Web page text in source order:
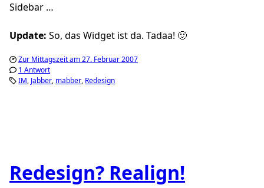
Sidebar …
Update: So, das Widget ist da. Tadaa! 🙂
Zur Mittagszeit am 27. Februar 2007
1 Antwort
IM Jabber mabber Redesign
Redesign? Realign!